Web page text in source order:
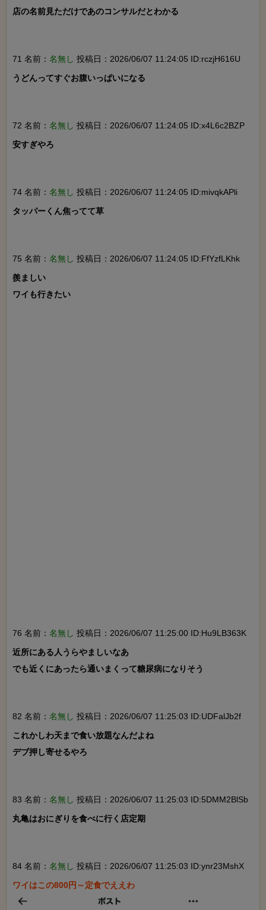
店の名前見ただけであのコンサルだとわかる
71 名前： 名無し 投稿日：2026/06/07 11:24:05 ID:rczjH616U
うどんってすぐお腹いっぱいになる
72 名前： 名無し 投稿日：2026/06/07 11:24:05 ID:x4L6c2BZP
安すぎやろ
74 名前： 名無し 投稿日：2026/06/07 11:24:05 ID:mivqkAPli
タッパーくん焦ってて草
75 名前： 名無し 投稿日：2026/06/07 11:24:05 ID:FfYzfLKhk
羨ましい
ワイも行きたい
76 名前： 名無し 投稿日：2026/06/07 11:25:00 ID:Hu9LB363K
近所にある人うらやましいなあ
でも近くにあったら通いまくって糖尿病になりそう
82 名前： 名無し 投稿日：2026/06/07 11:25:03 ID:UDFalJb2f
これかしわ天まで食い放題なんだよね
デブ押し寄せるやろ
83 名前： 名無し 投稿日：2026/06/07 11:25:03 ID:5DMM2BlSb
丸亀はおにぎりを食べに行く店定期
84 名前： 名無し 投稿日：2026/06/07 11:25:03 ID:ynr23MshX